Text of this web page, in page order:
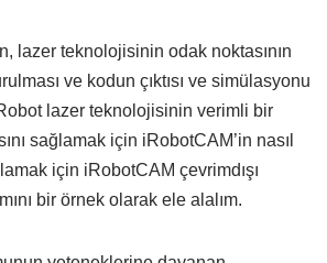
lazer teknolojisinin odak noktasının
ve kodun çıktısı ve simülasyonu
lazer teknolojisinin verimli bir
sağlamak için iRobotCAM’in nasıl
için iRobotCAM çevrimdışı
bir örnek olarak ele alalım.